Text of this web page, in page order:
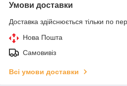
Умови доставки
Доставка здійснюється тільки по
Нова Пошта
Самовивіз
Всі умови доставки